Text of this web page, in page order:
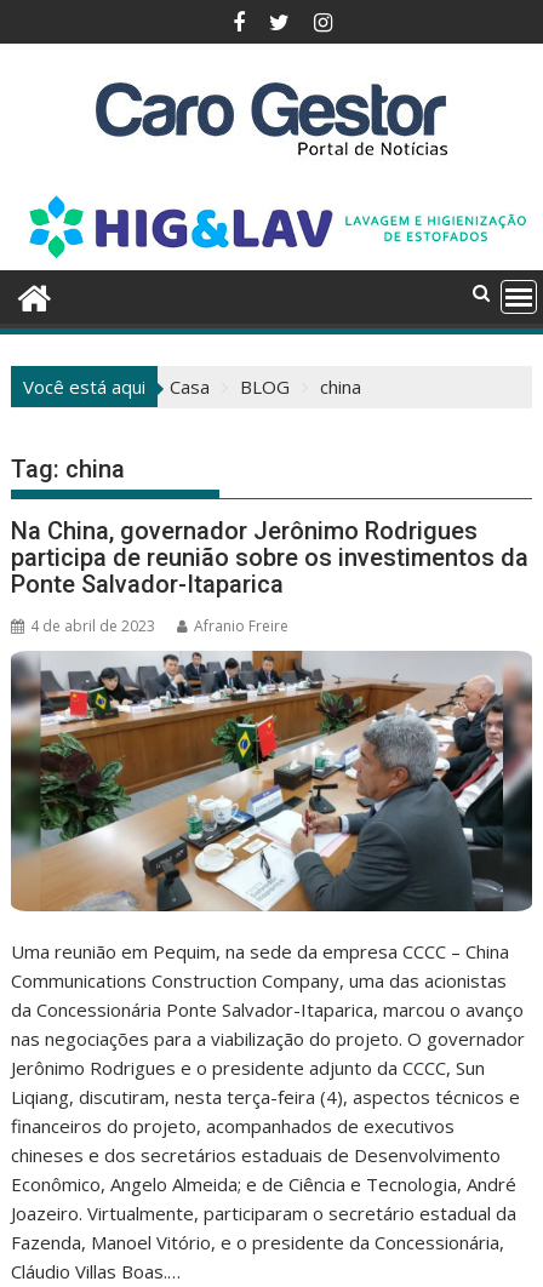
para
Você está aqui Casa BLOG china
Tag: china
Na China, governador Jerônimo Rodrigues
participa de reunião sobre os investimentos da
Ponte Salvador-Itaparica
4 de abril de 2023 Afranio Freire
Uma reunião em Pequim, na sede da empresa CCCC – China
Communications Construction Company, uma das acionistas
da Concessionária Ponte Salvador-Itaparica, marcou o avanço
nas negociações para a viabilização do projeto. O governador
Jerônimo Rodrigues e o presidente adjunto da CCCC, Sun
Liqiang, discutiram, nesta terça-feira (4), aspectos técnicos e
financeiros do projeto, acompanhados de executivos
chineses e dos secretários estaduais de Desenvolvimento
Econômico, Angelo Almeida; e de Ciência e Tecnologia, André
Joazeiro. Virtualmente, participaram o secretário estadual da
Fazenda, Manoel Vitório, e o presidente da Concessionária,
Cláudio Villas Boas.…